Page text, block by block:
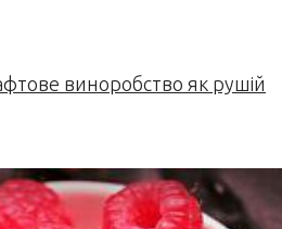
виноробство як рушій